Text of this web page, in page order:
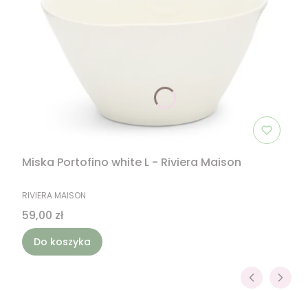
Miska Portofino white L - Riviera Maison
PRODUCENT
RIVIERA MAISON
Cena
59,00 zł
Do koszyka